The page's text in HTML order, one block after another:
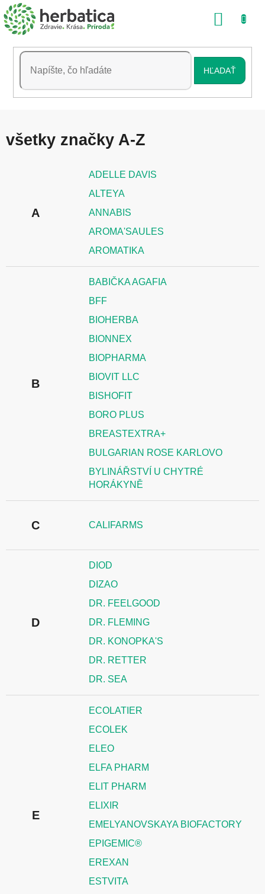
Prejsť
na
obsah
HĽADAŤ
všetky značky A-Z
A
ADELLE DAVIS
ALTEYA
ANNABIS
AROMA'SAULES
AROMATIKA
B
BABIČKA AGAFIA
BFF
BIOHERBA
BIONNEX
BIOPHARMA
BIOVIT LLC
BISHOFIT
BORO PLUS
BREASTEXTRA+
BULGARIAN ROSE KARLOVO
BYLINÁŘSTVÍ U CHYTRÉ
HORÁKYNĚ
C CALIFARMS
D
DIOD
DIZAO
DR. FEELGOOD
DR. FLEMING
DR. KONOPKA'S
DR. RETTER
DR. SEA
E
ECOLATIER
ECOLEK
ELEO
ELFA PHARM
ELIT PHARM
ELIXIR
EMELYANOVSKAYA BIOFACTORY
EPIGEMIC®
EREXAN
ESTVITA